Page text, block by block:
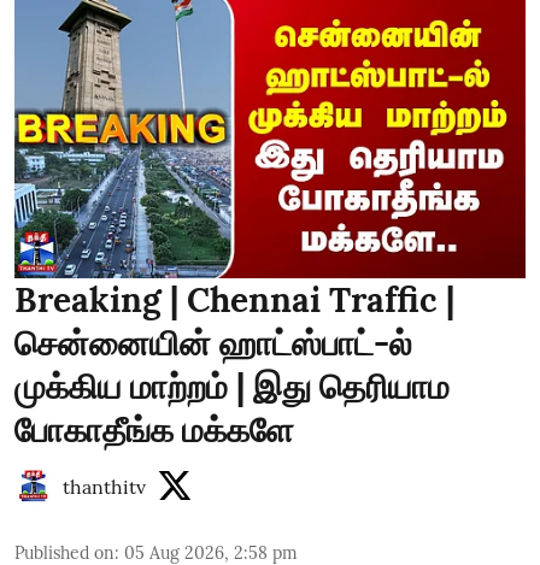
Breaking | Chennai Traffic |
சென்னையின் ஹாட்ஸ்பாட்-ல்
முக்கிய மாற்றம் | இது தெரியாம
போகாதீங்க மக்களே
thanthitv
Published on: 05 Aug 2026, 2:58 pm